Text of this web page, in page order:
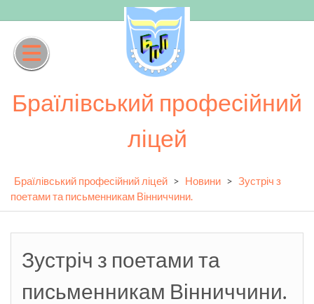
to
content
Браїлівський професійний
ліцей
Браїлівський професійний ліцей > Новини > Зустріч з
поетами та письменникам Вінниччини.
Зустріч з поетами та
письменникам Вінниччини.